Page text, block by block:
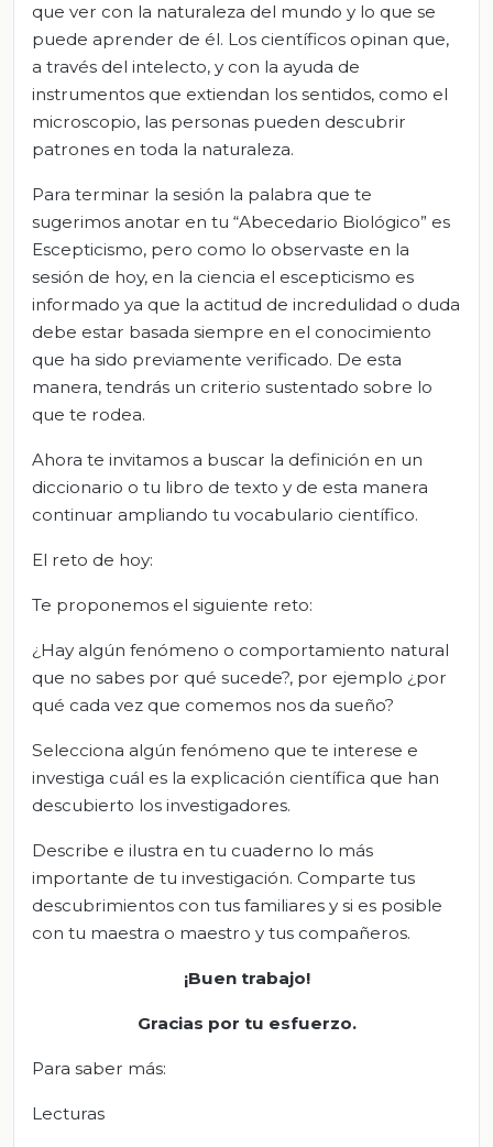
que ver con la naturaleza del mundo y lo que se
puede aprender de él. Los científicos opinan que,
a través del intelecto, y con la ayuda de
instrumentos que extiendan los sentidos, como el
microscopio, las personas pueden descubrir
patrones en toda la naturaleza.
Para terminar la sesión la palabra que te
sugerimos anotar en tu “Abecedario Biológico” es
Escepticismo, pero como lo observaste en la
sesión de hoy, en la ciencia el escepticismo es
informado ya que la actitud de incredulidad o duda
debe estar basada siempre en el conocimiento
que ha sido previamente verificado. De esta
manera, tendrás un criterio sustentado sobre lo
que te rodea.
Ahora te invitamos a buscar la definición en un
diccionario o tu libro de texto y de esta manera
continuar ampliando tu vocabulario científico.
El reto de hoy:
Te proponemos el siguiente reto:
¿Hay algún fenómeno o comportamiento natural
que no sabes por qué sucede?, por ejemplo ¿por
qué cada vez que comemos nos da sueño?
Selecciona algún fenómeno que te interese e
investiga cuál es la explicación científica que han
descubierto los investigadores.
Describe e ilustra en tu cuaderno lo más
importante de tu investigación. Comparte tus
descubrimientos con tus familiares y si es posible
con tu maestra o maestro y tus compañeros.
¡Buen trabajo!
Gracias por tu esfuerzo.
Para saber más:
Lecturas